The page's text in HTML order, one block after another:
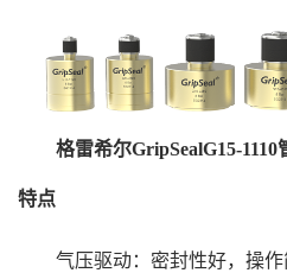
格雷希尔GripSealG15-
特点
气压驱动：密封性好，操作